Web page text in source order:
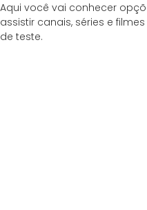
Aqui você vai conhecer
assistir canais, séries e
de teste.